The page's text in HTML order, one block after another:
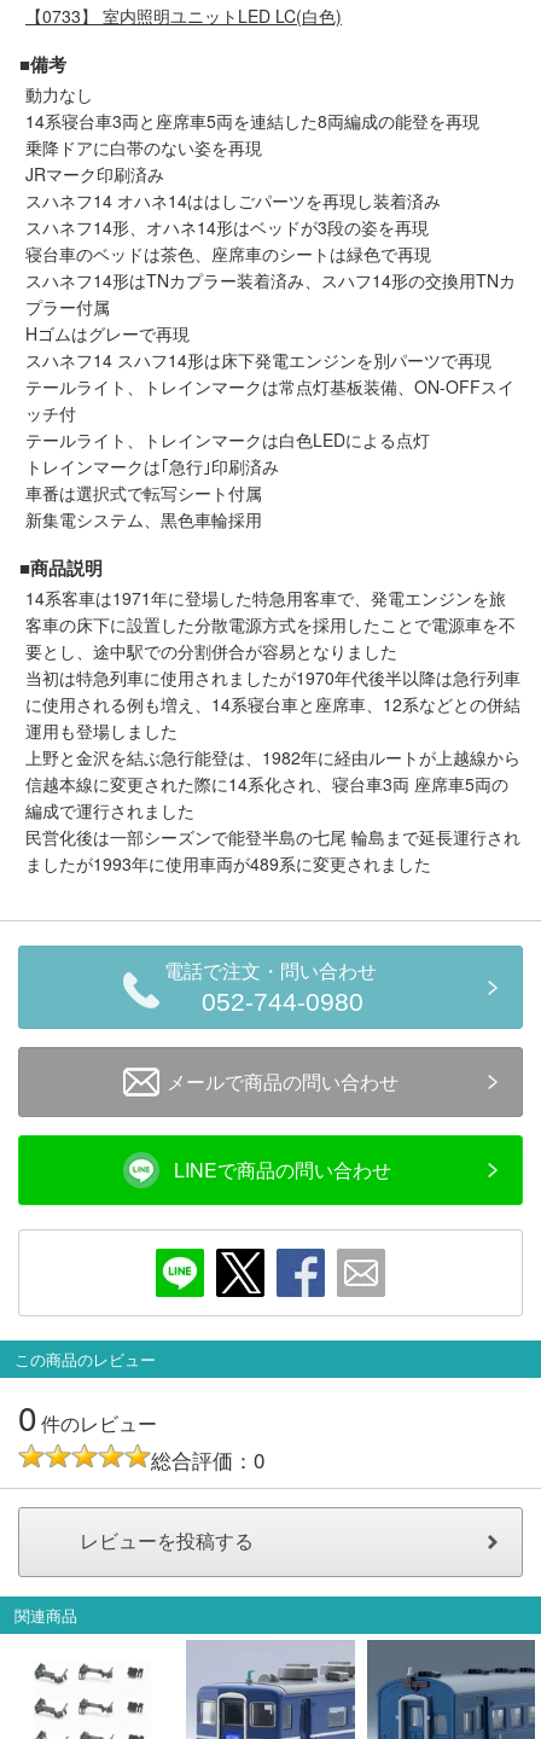
中部 関西
中国・四国
お役立ち情報
鉄道模型の情報 商品レビュー
メルマガ登録
ご注文方法
ヘルプページ
お問い合せ
ログイン/マイページ
お気に入りリスト
新規会員登録
会員ランクについて
レビューについて
© 2026 Mid Japan, Inc.
【0733】 室内照明ユニットLED LC(白色)
■備考
動力なし
14系寝台車3両と座席車5両を連結した8両編成の能登を再現
乗降ドアに白帯のない姿を再現
JRマーク印刷済み
スハネフ14 オハネ14ははしごパーツを再現し装着済み
スハネフ14形、オハネ14形はベッドが3段の姿を再現
寝台車のベッドは茶色、座席車のシートは緑色で再現
スハネフ14形はTNカプラー装着済み、スハフ14形の交換用TNカ
プラー付属
Hゴムはグレーで再現
スハネフ14 スハフ14形は床下発電エンジンを別パーツで再現
テールライト、トレインマークは常点灯基板装備、ON-OFFスイ
ッチ付
テールライト、トレインマークは白色LEDによる点灯
トレインマークは｢急行｣印刷済み
車番は選択式で転写シート付属
新集電システム、黒色車輪採用
■商品説明
14系客車は1971年に登場した特急用客車で、発電エンジンを旅
客車の床下に設置した分散電源方式を採用したことで電源車を不
要とし、途中駅での分割併合が容易となりました
当初は特急列車に使用されましたが1970年代後半以降は急行列車
に使用される例も増え、14系寝台車と座席車、12系などとの併結
運用も登場しました
上野と金沢を結ぶ急行能登は、1982年に経由ルートが上越線から
信越本線に変更された際に14系化され、寝台車3両 座席車5両の
編成で運行されました
民営化後は一部シーズンで能登半島の七尾 輪島まで延長運行され
ましたが1993年に使用車両が489系に変更されました
電話で注文・問い合わせ
052-744-0980
メールで商品の問い合わせ
LINEで商品の問い合わせ
この商品のレビュー
0件のレビュー
総合評価：0
関連商品